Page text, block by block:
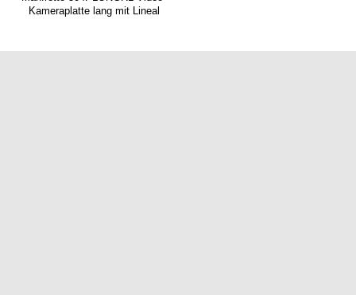
Kameraplatte lang mit Lineal